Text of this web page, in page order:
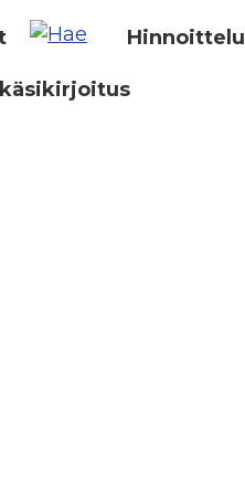
Hinnoittelu